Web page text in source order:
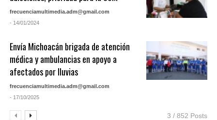
frecuenciamultimedia.adm@gmail.com
- 14/01/2024
Envía Michoacán brigada de atención
médica y ambulancias en apoyo a
afectados por lluvias
frecuenciamultimedia.adm@gmail.com
- 17/10/2025
3 / 852 Posts